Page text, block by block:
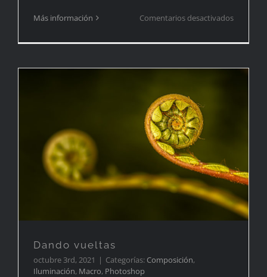
Más información Comentarios desactivadosen
Dando vueltas
Dando vueltas
octubre 3rd, 2021 | Categorías: Composición,
Iluminación, Macro, Photoshop